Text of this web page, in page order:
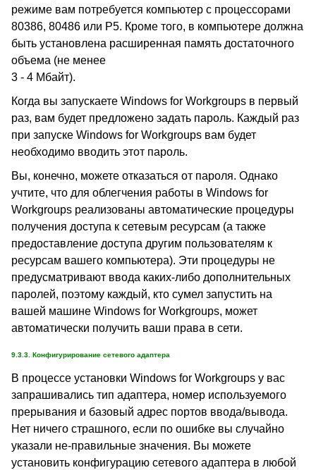
режиме вам потребуется компьютер с процессорами
80386, 80486 или P5. Кроме того, в компьютере должна
быть установлена расширенная память достаточного
объема (не менее
3 - 4 Мбайт).
Когда вы запускаете Windows for Workgroups в первый
раз, вам будет предложено задать пароль. Каждый раз
при запуске Windows for Workgroups вам будет
необходимо вводить этот пароль.
Вы, конечно, можете отказаться от пароля. Однако
учтите, что для облегчения работы в Windows for
Workgroups реализованы автоматические процедуры
получения доступа к сетевым ресурсам (а также
предоставление доступа другим пользователям к
ресурсам вашего компьютера). Эти процедуры не
предусматривают ввода каких-либо дополнительных
паролей, поэтому каждый, кто сумел запустить на
вашей машине Windows for Workgroups, может
автоматически получить ваши права в сети.
9.3.3. Конфигурирование сетевого адаптера
В процессе установки Windows for Workgroups у вас
запрашивались тип адаптера, номер используемого
прерывания и базовый адрес портов ввода/вывода.
Нет ничего страшного, если по ошибке вы случайно
указали не-правильные значения. Вы можете
установить конфигурацию сетевого адаптера в любой